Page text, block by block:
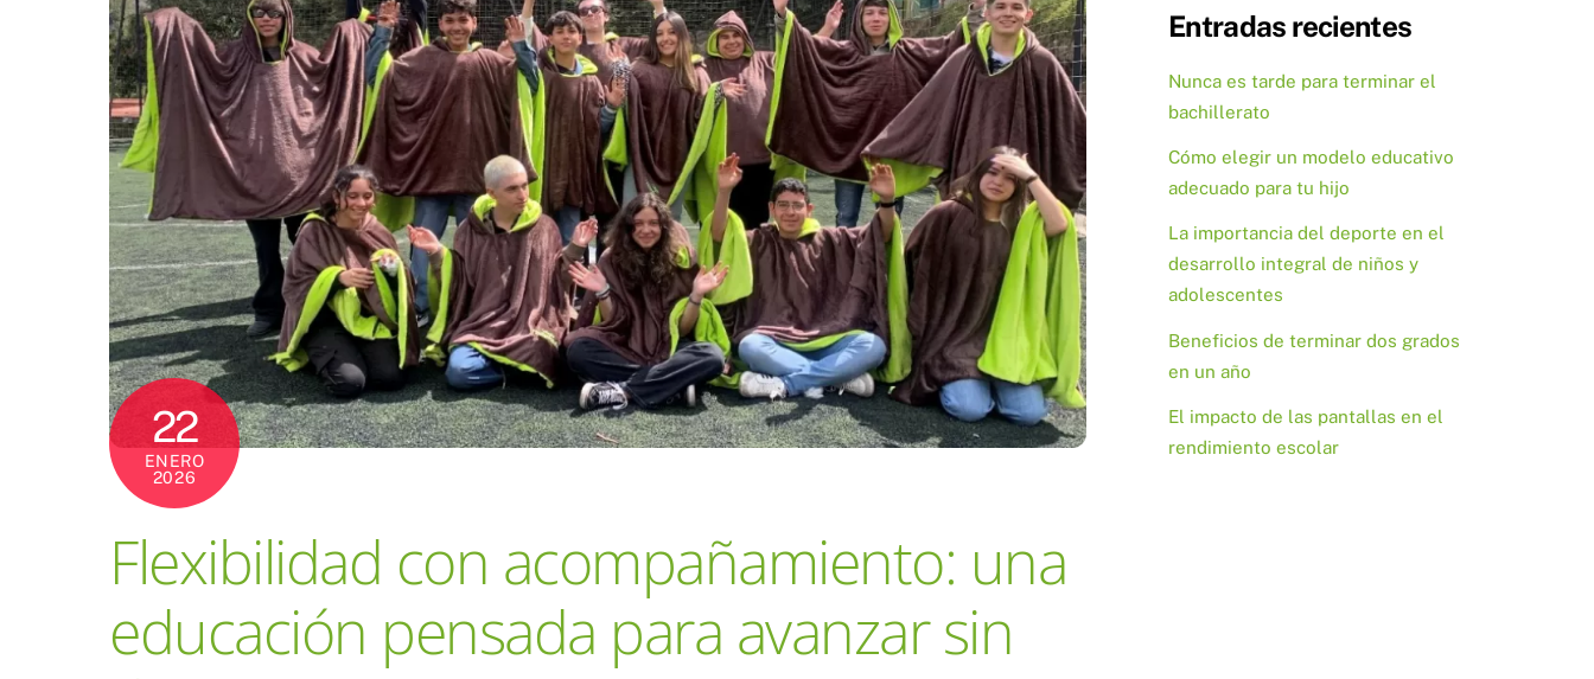
22
ENERO
2026
Flexibilidad con acompañamiento: una
educación pensada para avanzar sin
Entradas recientes
Nunca es tarde para terminar el
bachillerato
Cómo elegir un modelo educativo
adecuado para tu hijo
La importancia del deporte en el
desarrollo integral de niños y
adolescentes
Beneficios de terminar dos grados
en un año
El impacto de las pantallas en el
rendimiento escolar